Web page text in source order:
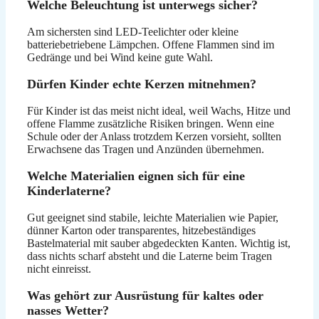
Welche Beleuchtung ist unterwegs sicher?
Am sichersten sind LED-Teelichter oder kleine
batteriebetriebene Lämpchen. Offene Flammen sind im
Gedränge und bei Wind keine gute Wahl.
Dürfen Kinder echte Kerzen mitnehmen?
Für Kinder ist das meist nicht ideal, weil Wachs, Hitze und
offene Flamme zusätzliche Risiken bringen. Wenn eine
Schule oder der Anlass trotzdem Kerzen vorsieht, sollten
Erwachsene das Tragen und Anzünden übernehmen.
Welche Materialien eignen sich für eine
Kinderlaterne?
Gut geeignet sind stabile, leichte Materialien wie Papier,
dünner Karton oder transparentes, hitzebeständiges
Bastelmaterial mit sauber abgedeckten Kanten. Wichtig ist,
dass nichts scharf absteht und die Laterne beim Tragen
nicht einreisst.
Was gehört zur Ausrüstung für kaltes oder
nasses Wetter?